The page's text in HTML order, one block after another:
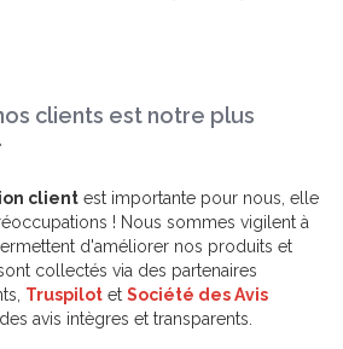
clients est notre plus
client est importante pour nous, elle
! Nous sommes vigilent à
d'améliorer nos produits et
collectés via des partenaires
Truspilot et Société des Avis
des avis intègres et transparents.